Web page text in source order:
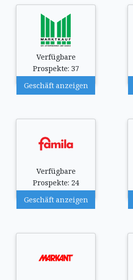
Verfügbare
Prospekte: 37
Geschäft anzeigen
Verfügbare
Prospekte: 24
Geschäft anzeigen